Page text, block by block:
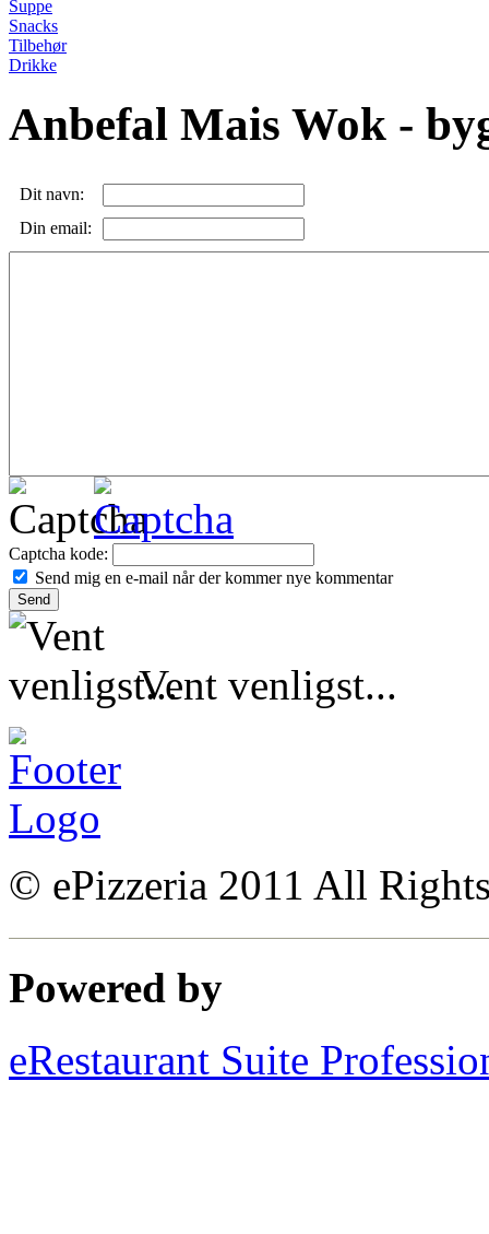
Suppe
Snacks
Tilbehør
Drikke
Anbefal Mais Wok -
Dit navn:
Din email:
Captcha kode:
Send mig en e-mail når der kommer nye kommentar
Vent venligst...
© ePizzeria 2011 All
Powered by
eRestaurant Suite